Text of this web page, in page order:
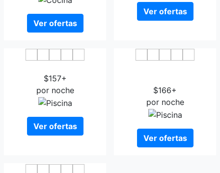
Ver ofertas
Ver ofertas
$157+
por noche
Ver ofertas
$166+
por noche
Ver ofertas